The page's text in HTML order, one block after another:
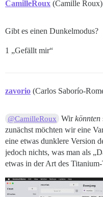
CamilleRoux (Camille Roux)
Gibt es einen Dunkelmodus?
1 „Gefällt mir“
zavorio (Carlos Saborío-
@CamilleRoux Wirkönnten
zunächst möchten wir eine
eine etwas dunklere Version
jedoch nichts, was man als
etwas in der Art des